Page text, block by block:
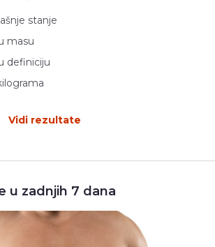
stanje
masu
definiciju
Vidi rezultate
u zadnjih 7 dana